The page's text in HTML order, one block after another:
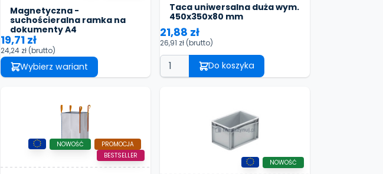
Magnetyczna -
suchościeralna ramka na
dokumenty A4
19,71 zł
24,24 zł (brutto)
Wybierz wariant
Taca uniwersalna duża wym.
450x350x80 mm
21,88 zł
26,91 zł (brutto)
Do koszyka
NOWOŚĆ
PROMOCJA
BESTSELLER
NOWOŚĆ